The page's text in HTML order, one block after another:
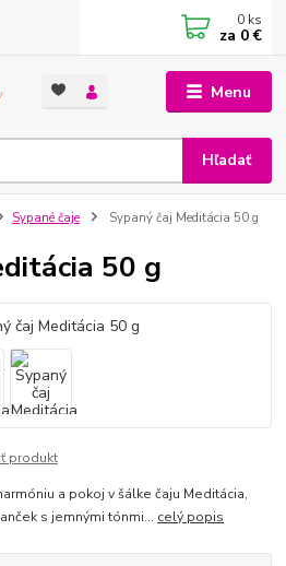
Menu
Hľadať
0 ks
za 0 €
Sypané čaje Sypaný čaj Meditácia 50 g
50 g
produkt
a pokoj v šálke čaju Meditácia,
s jemnými tónmi... celý popis